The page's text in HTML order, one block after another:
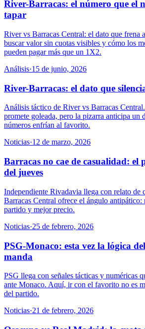
River-Barracas: el número que el
tapar
River vs Barracas Central: el dato que frena
buscar valor sin cuotas visibles y cómo los
pueden pagar más que un 1X2.
Análisis·15 de junio, 2026
River-Barracas: el dato que
Análisis táctico de River vs Barracas
promete goleada, pero la pizarra anticipa un
números enfrían al favorito.
Noticias·12 de marzo, 2026
Barracas no cae de casualidad: el
del jueves
Independiente Rivadavia llega con relato de
Barracas Central ofrece el ángulo antipático:
partido y mejor precio.
Noticias·25 de febrero, 2026
PSG-Monaco: esta vez la lógica
manda
PSG llega con señales tácticas y numéricas
ante Monaco. Aquí, ir con el favorito no es
del partido.
Noticias·21 de febrero, 2026